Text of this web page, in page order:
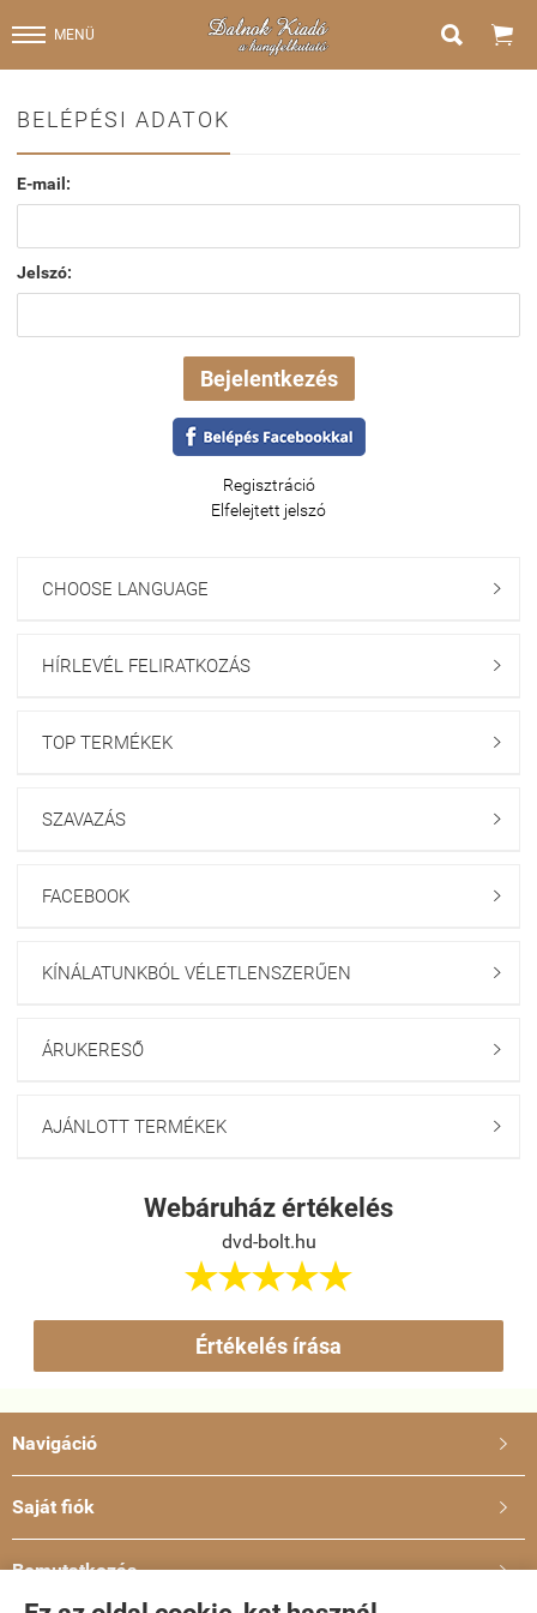
MENÜ  
BELÉPÉSI ADATOK
E-mail:
Jelszó:
Regisztráció
Elfelejtett jelszó
CHOOSE LANGUAGE 
HÍRLEVÉL FELIRATKOZÁS 
TOP TERMÉKEK 
SZAVAZÁS 
FACEBOOK 
KÍNÁLATUNKBÓL VÉLETLENSZERŰEN 
ÁRUKERESŐ 
AJÁNLOTT TERMÉKEK 
Webáruház értékelés
dvd-bolt.hu

Értékelés írása
Navigáció 
Saját fiók 
Bemutatkozás 